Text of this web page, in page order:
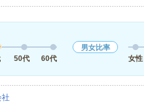
50代 60代
男女比率
女性